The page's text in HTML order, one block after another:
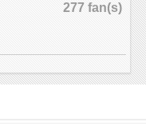
277 fan(s)